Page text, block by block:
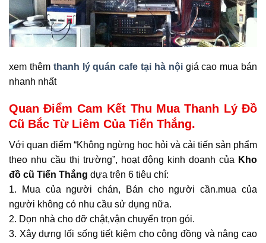
xem thêm thanh lý quán cafe tại hà nộigiá cao mua bán
nhanh nhất
Quan Điểm Cam Kết Thu Mua Thanh Lý Đồ
Cũ Bắc Từ Liêm Của Tiến Thắng.
Với quan điểm “Không ngừng học hỏi và cải tiến sản phẩm
theo nhu cầu thị trường”, hoạt động kinh doanh của Kho
đồ cũ Tiến Thắng dựa trên 6 tiêu chí:
1. Mua của người chán, Bán cho người cần.mua của
người không có nhu cầu sử dụng nữa.
2. Dọn nhà cho đỡ chật,vận chuyển trọn gói.
3. Xây dựng lối sống tiết kiệm cho cộng đồng và nâng cao